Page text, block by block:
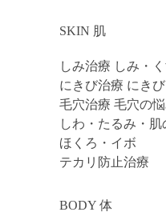
SKIN 肌
しみ治療 しみ・
にきび治療 にき
毛穴治療 毛穴の
しわ・たるみ・肌
ほくろ・イボ
テカリ防止治療
BODY 体